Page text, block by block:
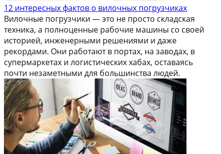
12 интересных фактов о вилочных погрузчиках
Вилочные погрузчики — это не просто складская
техника, а полноценные рабочие машины со своей
историей, инженерными решениями и даже
рекордами. Они работают в портах, на заводах, в
супермаркетах и логистических хабах, оставаясь
почти незаметными для большинства людей.